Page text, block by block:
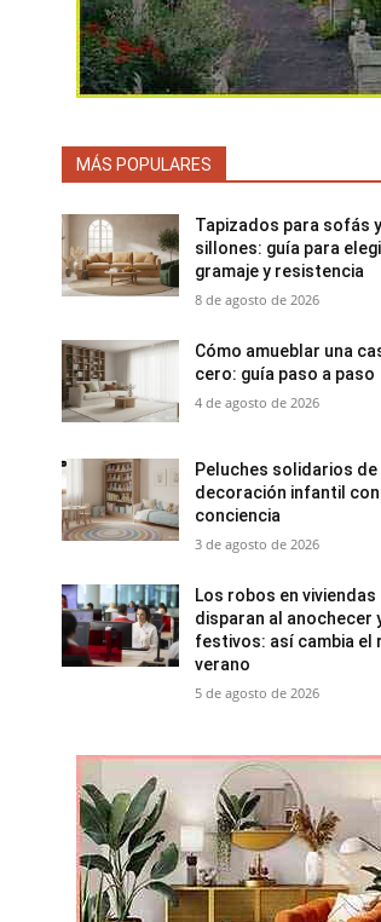
MÁS POPULARES
Tapizados para sofás y
sillones: guía para
gramaje y resistencia
8 de agosto de 2026
Cómo amueblar una
cero: guía paso a paso
4 de agosto de 2026
Peluches solidarios de
decoración infantil con
conciencia
3 de agosto de 2026
Los robos en viviendas
disparan al anochecer
festivos: así cambia el
verano
5 de agosto de 2026